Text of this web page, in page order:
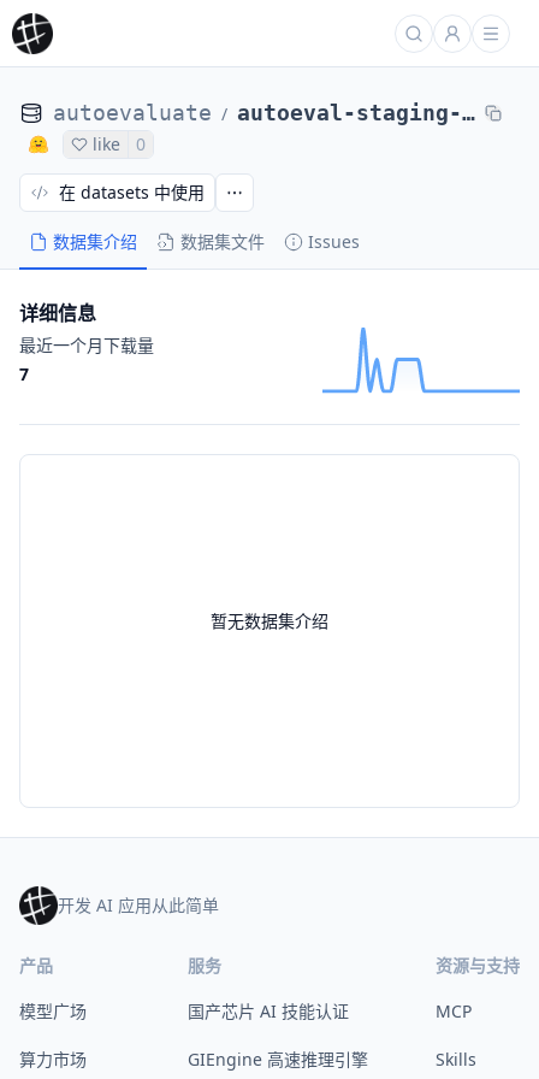
autoevaluate / autoeval-staging-eval-project-de1c01d5-7885054
like 0
数据集介绍 数据集文件 Issues
在 datasets 中使用
暂无数据集介绍
详细信息
最近一个月下载量
7
开发 AI 应用从此简单
产品
模型广场
算力市场
服务
国产芯片 AI 技能认证
GIEngine 高速推理引擎
资源与支持
MCP
Skills